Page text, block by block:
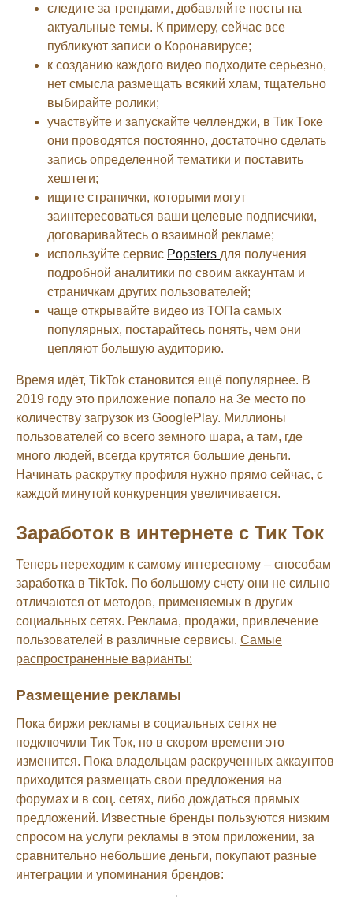
следите за трендами, добавляйте посты на
актуальные темы. К примеру, сейчас все
публикуют записи о Коронавирусе;
к созданию каждого видео подходите серьезно,
нет смысла размещать всякий хлам, тщательно
выбирайте ролики;
участвуйте и запускайте челленджи, в Тик Токе
они проводятся постоянно, достаточно сделать
запись определенной тематики и поставить
хештеги;
ищите странички, которыми могут
заинтересоваться ваши целевые подписчики,
договаривайтесь о взаимной рекламе;
используйте сервис Popsters для получения
подробной аналитики по своим аккаунтам и
страничкам других пользователей;
чаще открывайте видео из ТОПа самых
популярных, постарайтесь понять, чем они
цепляют большую аудиторию.
Время идёт, TikTok становится ещё популярнее. В
2019 году это приложение попало на 3е место по
количеству загрузок из GooglePlay. Миллионы
пользователей со всего земного шара, а там, где
много людей, всегда крутятся большие деньги.
Начинать раскрутку профиля нужно прямо сейчас, с
каждой минутой конкуренция увеличивается.
Заработок в интернете с Тик Ток
Теперь переходим к самому интересному – способам
заработка в TikTok. По большому счету они не сильно
отличаются от методов, применяемых в других
социальных сетях. Реклама, продажи, привлечение
пользователей в различные сервисы. Самые
распространенные варианты:
Размещение рекламы
Пока биржи рекламы в социальных сетях не
подключили Тик Ток, но в скором времени это
изменится. Пока владельцам раскрученных аккаунтов
приходится размещать свои предложения на
форумах и в соц. сетях, либо дождаться прямых
предложений. Известные бренды пользуются низким
спросом на услуги рекламы в этом приложении, за
сравнительно небольшие деньги, покупают разные
интеграции и упоминания брендов: